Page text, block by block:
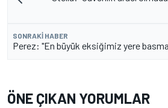
SONRAKI HABER
Perez: "En büyük eksiğimiz yere
ÖNE ÇIKAN YORUMLAR